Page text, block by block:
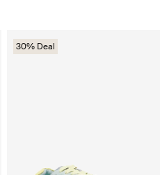
30% Deal